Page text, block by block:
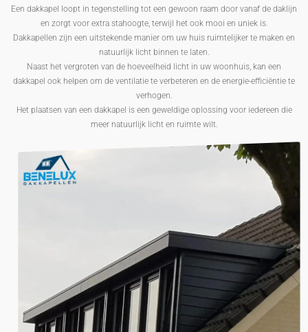
Een dakkapel loopt in tegenstelling tot een gewoon raam door vanaf de daklijn
en zorgt voor extra stahoogte, terwijl het ook mooi en uniek is.
Dakkapellen zijn een uitstekende manier om uw huis ruimtelijker te maken en
natuurlijk licht binnen te laten.
Naast het vergroten van de hoeveelheid licht in uw woonhuis, kan een
dakkapel ook helpen om de ventilatie te verbeteren en de energie-efficiëntie te
verhogen.
Het plaatsen van een dakkapel is een geweldige oplossing voor iedereen die
meer natuurlijk licht en ruimte wilt.